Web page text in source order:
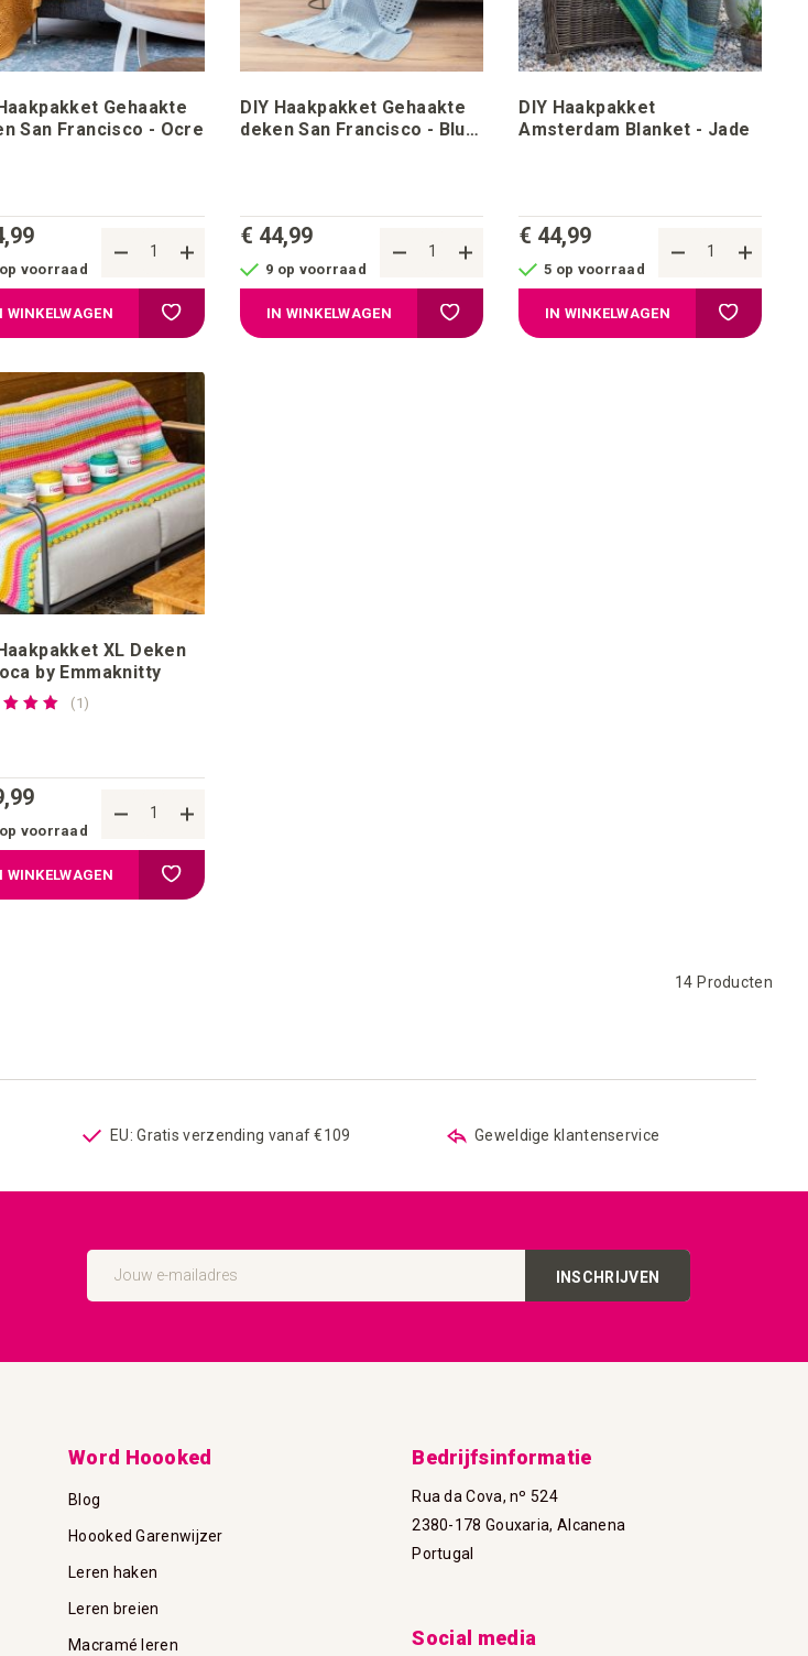
Gehaakte
San Francisco - Ocre
voorraad
WINKELWAGEN Voeg toe aan verlanglijstje
DIY Haakpakket Gehaakte
deken San Francisco - Blue
€ 44,99
9 op voorraad
IN WINKELWAGEN Voeg toe aan verlanglijstje
DIY Haakpakket
Amsterdam Blanket - Jade
€ 44,99
5 op voorraad
IN WINKELWAGEN Voeg toe
XL Deken
by Emmaknitty
1 review
voorraad
WINKELWAGEN Voeg toe aan verlanglijstje
14 Producten
EU: Gratis verzending vanaf €109 Geweldige klantenservice
Abonneer
onze
INSCHRIJVEN
Word Hoooked
Blog
Hoooked Garenwijzer
Leren haken
Leren breien
Macramé leren
Bedrijfsinformatie
Rua da Cova, nº 524
2380-178 Gouxaria, Alcanena
Portugal
Social media